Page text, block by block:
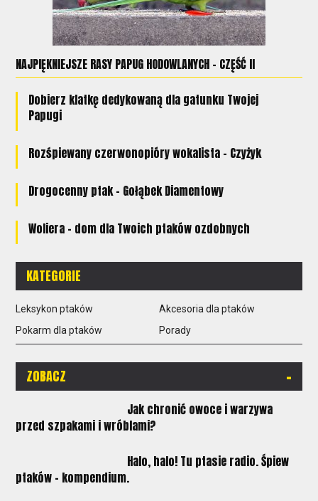
NAJPIĘKNIEJSZE RASY PAPUG HODOWLANYCH - CZĘŚĆ II
Dobierz klatkę dedykowaną dla gatunku Twojej
Papugi
Rozśpiewany czerwonopióry wokalista - Czyżyk
Drogocenny ptak - Gołąbek Diamentowy
Woliera - dom dla Twoich ptaków ozdobnych
KATEGORIE
Leksykon ptaków
Akcesoria dla ptaków
Pokarm dla ptaków
Porady
ZOBACZ -
Jak chronić owoce i warzywa
przed szpakami i wróblami?
Halo, halo! Tu ptasie radio. Śpiew
ptaków - kompendium.